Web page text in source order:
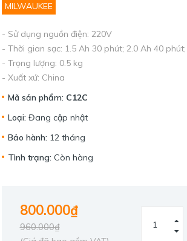
MILWAUKEE
- Sử dụng nguồn điện: 220V
- Thời gian sạc: 1.5 Ah 30 phút; 2.0 Ah 40
- Trọng lượng: 0.5 kg
- Xuất xứ: China
Mã sản phẩm: C12C
Loại: Đang cập nhật
Bảo hành: 12 tháng
Tình trạng: Còn hàng
800.000₫
960.000₫